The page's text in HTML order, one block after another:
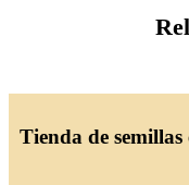
Tienda de semillas